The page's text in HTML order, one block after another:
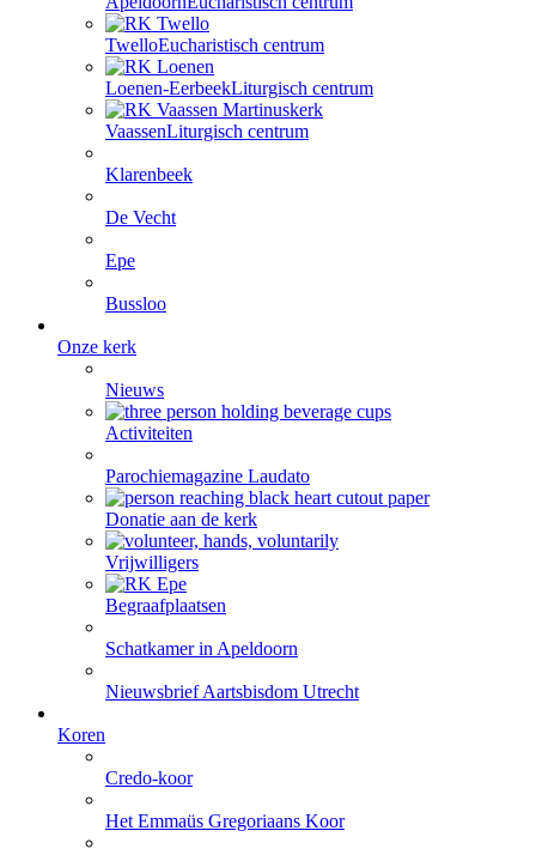
TwelloEucharistisch centrum
Loenen-EerbeekLiturgisch centrum
VaassenLiturgisch centrum
Klarenbeek
De Vecht
Epe
Bussloo
Onze kerk
Nieuws
Activiteiten
Parochiemagazine Laudato
Donatie aan de kerk
Vrijwilligers
Begraafplaatsen
Schatkamer in Apeldoorn
Nieuwsbrief Aartsbisdom Utrecht
Koren
Credo-koor
Het Emmaüs Gregoriaans Koor